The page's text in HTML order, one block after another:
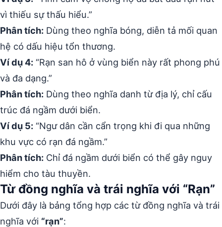
vì thiếu sự thấu hiểu.”
Phân tích: Dùng theo nghĩa bóng, diễn tả mối quan
hệ có dấu hiệu tổn thương.
Ví dụ 4: “Rạn san hô ở vùng biển này rất phong phú
và đa dạng.”
Phân tích: Dùng theo nghĩa danh từ địa lý, chỉ cấu
trúc đá ngầm dưới biển.
Ví dụ 5: “Ngư dân cần cẩn trọng khi đi qua những
khu vực có rạn đá ngầm.”
Phân tích: Chỉ đá ngầm dưới biển có thể gây nguy
hiểm cho tàu thuyền.
Từ đồng nghĩa và trái nghĩa với “Rạn”
Dưới đây là bảng tổng hợp các từ đồng nghĩa và trái
nghĩa với “rạn”: